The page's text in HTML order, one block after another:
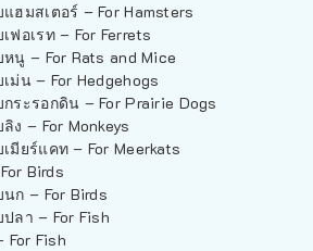
ฮมสเตอร์ – For Hamsters
ฟอเรท – For Ferrets
นู – For Rats and Mice
ม่น – For Hedgehogs
ระรอกดิน – For Prairie Dogs
ง – For Monkeys
มียร์แคท – For Meerkats
Birds
ก – For Birds
ลา – For Fish
For Fish